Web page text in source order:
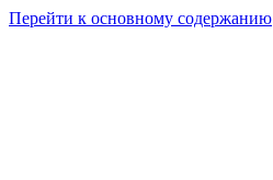
Перейти к основному содержанию